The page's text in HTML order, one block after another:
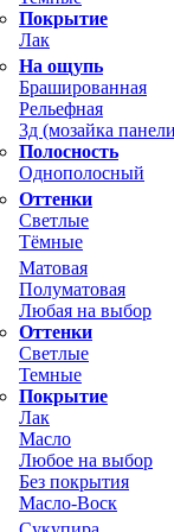
Покрытие
Лак
На ощупь
Брашированная
Рельефная
3д (мозайка
Полосность
Однополосный
Оттенки
Светлые
Тёмные
Матовая
Полуматовая
Любая на выбор
Оттенки
Светлые
Темные
Покрытие
Лак
Масло
Любое на выбор
Без покрытия
Масло-Воск